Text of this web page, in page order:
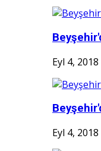
Eyl 4, 2018
Eyl 4, 2018